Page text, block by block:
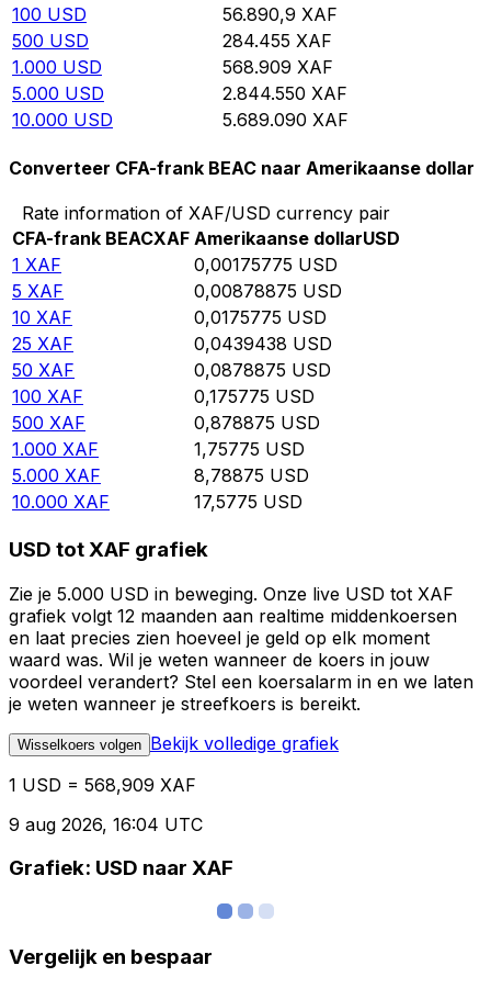
100 USD 56.890,9 XAF
500 USD 284.455 XAF
1.000 USD 568.909 XAF
5.000 USD 2.844.550 XAF
10.000 USD 5.689.090 XAF
Converteer CFA-frank BEAC naar Amerikaanse dollar
Rate information of XAF/USD currency pair
CFA-frank BEACXAF Amerikaanse dollarUSD
1 XAF 0,00175775 USD
5 XAF 0,00878875 USD
10 XAF 0,0175775 USD
25 XAF 0,0439438 USD
50 XAF 0,0878875 USD
100 XAF 0,175775 USD
500 XAF 0,878875 USD
1.000 XAF 1,75775 USD
5.000 XAF 8,78875 USD
10.000 XAF 17,5775 USD
USD tot XAF grafiek
Zie je 5.000 USD in beweging. Onze live USD tot XAF
grafiek volgt 12 maanden aan realtime middenkoersen
en laat precies zien hoeveel je geld op elk moment
waard was. Wil je weten wanneer de koers in jouw
voordeel verandert? Stel een koersalarm in en we laten
je weten wanneer je streefkoers is bereikt.
Wisselkoers volgen Bekijk volledige grafiek
1 USD = 568,909 XAF
9 aug 2026, 16:04 UTC
Grafiek: USD naar XAF
Vergelijk en bespaar